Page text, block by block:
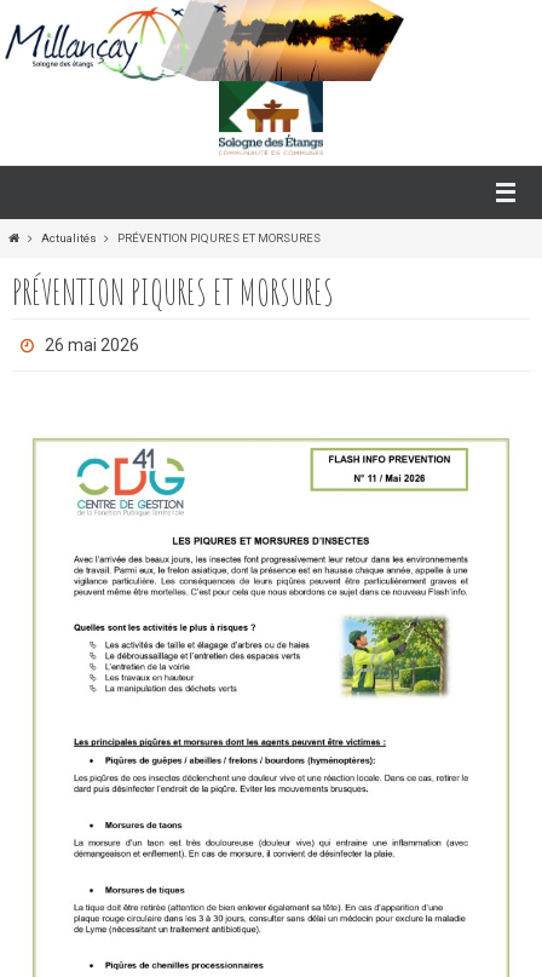
vers
le
HomeActualités PRÉVENTION PIQURES ET MORSURES
PRÉVENTION PIQURES ET MORSURES
26 mai 2026